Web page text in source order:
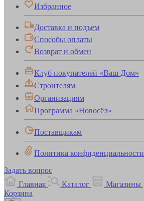
Избранное
Доставка и подъем
Способы оплаты
Возврат и обмен
Клуб покупателей «Ваш Дом»
Строителям
Организациям
Программа «Новосёл»
Поставщикам
Политика конфиденциальности
Задать вопрос
Главная
Каталог Магазины
Корзина